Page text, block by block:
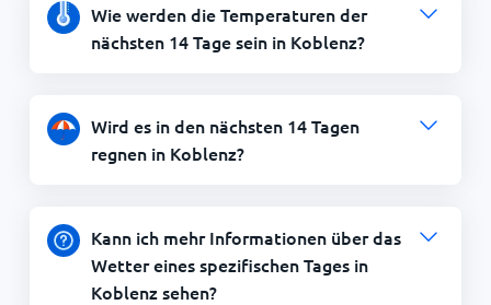
Wie werden die Temperaturen der
nächsten 14 Tage sein in Koblenz?
Wird es in den nächsten 14 Tagen
regnen in Koblenz?
Kann ich mehr Informationen über das
Wetter eines spezifischen Tages in
Koblenz sehen?